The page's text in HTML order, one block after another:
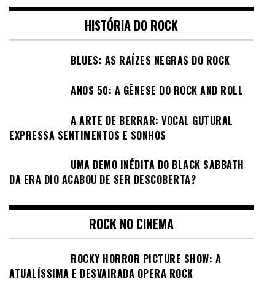
HISTÓRIA DO ROCK
BLUES: AS RAÍZES NEGRAS DO ROCK
ANOS 50: A GÊNESE DO ROCK AND ROLL
A ARTE DE BERRAR: VOCAL GUTURAL
EXPRESSA SENTIMENTOS E SONHOS
UMA DEMO INÉDITA DO BLACK SABBATH
DA ERA DIO ACABOU DE SER DESCOBERTA?
ROCK NO CINEMA
ROCKY HORROR PICTURE SHOW: A
ATUALÍSSIMA E DESVAIRADA OPERA ROCK